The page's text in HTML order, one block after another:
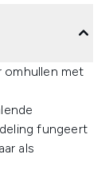
omhullen met
fungeert
als